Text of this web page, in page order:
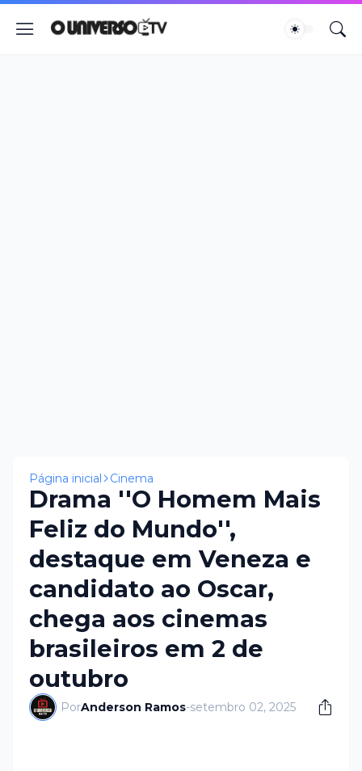
Página inicial Cinema
Drama ''O Homem Mais
Feliz do Mundo'',
destaque em Veneza e
candidato ao Oscar,
chega aos cinemas
brasileiros em 2 de
outubro
PorAnderson Ramos-setembro 02, 2025